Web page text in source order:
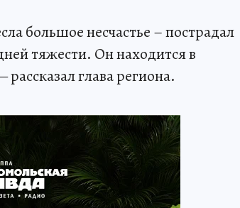
большое несчастье – пострадал
тяжести. Он находится в
глава региона.